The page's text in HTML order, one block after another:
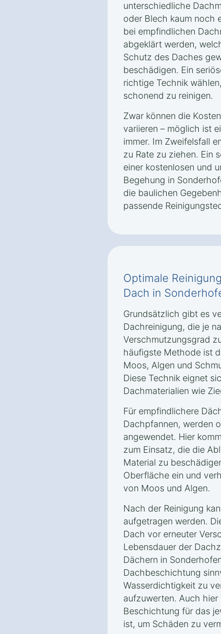
unterschiedliche
oder Blech kaum noch
bei empfindlichen
abgeklärt werden,
Schutz des Daches
beschädigen. Ein
richtige Technik
schonend zu reinigen.
Zwar können die
variieren – möglich ist
immer. Im Zweifelsfall
zu Rate zu ziehen. Ein
einer kostenlosen und
Begehung in
die baulichen
passende
Optimale
Dach in
Grundsätzlich gibt es
Dachreinigung, die je
Verschmutzungsgrad
häufigste Methode ist
Moos, Algen und
Diese Technik eignet
Dachmaterialien wie
Für empfindlichere
Dachpfannen, werden
angewendet. Hier
zum Einsatz, die die
Material zu
Oberfläche ein und
von Moos und Algen.
Nach der Reinigung
aufgetragen werden.
Dach vor erneuter
Lebensdauer der
Dächern in
Dachbeschichtung
Wasserdichtigkeit zu
aufzuwerten. Auch
Beschichtung für das
ist, um Schäden zu